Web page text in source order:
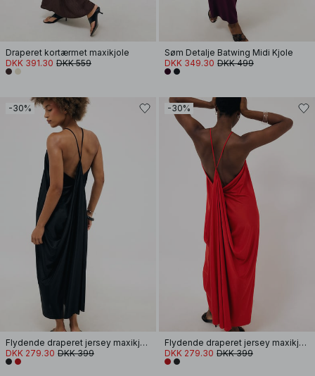
Draperet kortærmet maxikjole
DKK 391.30 DKK 559
Søm Detalje Batwing Midi Kjole
DKK 349.30 DKK 499
-30%
Flydende draperet jersey maxikjole
DKK 279.30 DKK 399
-30%
Flydende draperet jersey maxikjole
DKK 279.30 DKK 399